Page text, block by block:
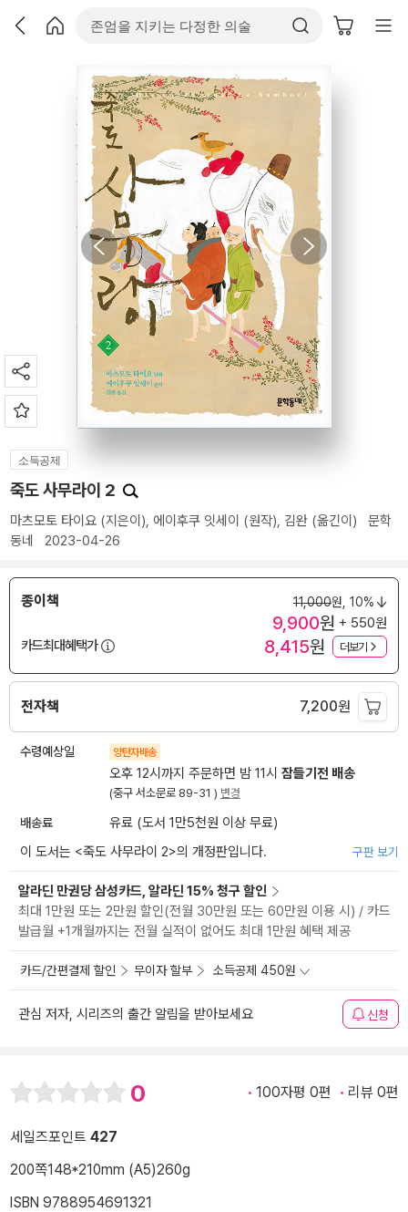
소득공제
죽도 사무라이 2
마츠모토 타이요 (지은이), 에이후쿠 잇세이 (원작), 김완 (옮긴이) 문학
동네
2023-04-26
종이책 11,000원, 10%
9,900원 + 550원
카드최대혜택가
8,415원 더보기
전자책 7,200원
수령예상일 양탄자배송
오후 12시까지 주문하면 밤 11시 잠들기전 배송
(중구 서소문로 89-31 ) 변경
배송료
유료 (도서 1만5천원 이상 무료)
이 도서는 <죽도 사무라이 2>의 개정판입니다. 구판 보기
알라딘 만권당 삼성카드, 알라딘 15% 청구 할인
최대 1만원 또는 2만원 할인(전월 30만원 또는 60만원 이용 시) / 카드
발급월 +1개월까지는 전월 실적이 없어도 최대 1만원 혜택 제공
카드/간편결제 할인 무이자 할부 소득공제 450원
관심 저자, 시리즈의 출간 알림을 받아보세요 신청
0 100자평 0편 리뷰 0편
세일즈포인트 427
200쪽148*210mm (A5)260g
ISBN 9788954691321